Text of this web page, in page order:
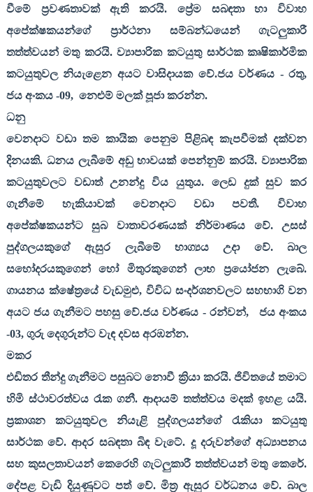
වීමේ ප්‍රවණතාවක් ඇති කරයි. ප්‍රේම සබඳතා හා විවාහ
අපේක්ෂකයන්ගේ ප්‍රාර්ථනා සම්බන්ධයෙන් ගැටලුකාරී
තත්ත්වයන් මතු කරයි. ව්‍යාපාරික කටයුතු සාර්ථක කෘෂිකාර්මික
කටයුතුවල නියැළෙන අයට වාසිදායක වේ.ජය වර්ණය - රතු,
ජය අංකය -09, නෙළුම් මලක් පූජා කරන්න.
ධනු
වෙනදාට වඩා තම කායික පෙනුම පිළිබඳ කැපවීමක් දක්වන
දිනයකි. ධනය ලැබීමේ අඩු භාවයක් පෙන්නුම් කරයි. ව්‍යාපාරික
කටයුතුවලට වඩාත් උනන්දු විය යුතුය. ලෙඩ දුක් සුව කර
ගැනීමේ හැකියාවක් වෙනදාට වඩා පවතී. විවාහ
අපේක්ෂකයන්ට සුබ වාතාවරණයක් නිර්මාණය වේ. උසස්
පුද්ගලයකුගේ ඇසුර ලැබීමේ භාග්‍යය උදා වේ. බාල
සහෝදරයකුගෙන් හෝ මිතුරකුගෙන් ලාභ ප්‍රයෝජන ලැබේ.
ගායනය ක්ෂේත්‍රයේ වැඩමුළු, විවිධ සංදර්ශනවලට සහභාගි වන
අයට ජය ගැනීමට පහසු වේ.ජය වර්ණය - රන්වන්,
ජය අංකය
-03, ගුරු දෙගුරුන්ට වැඳ දවස අරඹන්න.
මකර
එඩිතර තීන්දු ගැනීමට පසුබට නොවී ක්‍රියා කරයි. ජිවිතයේ තමාට
හිමි ස්ථාවරත්වය රැක ගනී. ආදායම් තත්ත්වය මදක් ඉහළ යයි.
ප්‍රකාශන කටයුතුවල නියැළි පුද්ගලයන්ගේ රැකියා කටයුතු
සාර්ථක වේ. ආදර සබඳතා බිඳ වැටේ. දූ දරුවන්ගේ අධ්‍යාපනය
සහ කුසලතාවයන් කෙරෙහි ගැටලුකාරී තත්ත්වයන් මතු කෙරේ.
දේපළ වැඩි දියුණුවට පත් වේ. මිත්‍ර ඇසුර වර්ධනය වේ. බාල